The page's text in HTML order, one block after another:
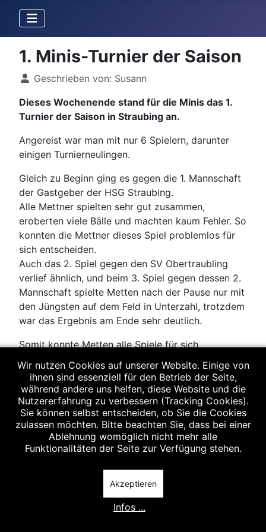
1. Minis-Turnier der Saison
DetailsGeschrieben von: Susann
Dieses Wochenende stand für die Minis das 1.
Turnier der Saison in Straubing an.
Angereist war man mit nur 6 Spielern, darunter
einigen Turnierneulingen.
Gleich zu Beginn ging es gegen die 1. Mannschaft
der Gastgeber der HSG Straubing.
Alle Mettner spielten sehr gut zusammen,
eroberten viele Bälle und machten kaum Fehler. So
konnten die Mettner dieses Spiel problemlos für
sich entscheiden.
Auch das 2. Spiel gegen den SV Obertraubling
verlief ähnlich, und beim 3. Spiel gegen dessen 2.
Mannschaft spielte Metten nach der Pause nur mit
den Jüngsten auf dem Feld in Unterzahl, trotzdem
war das Ergebnis am Ende sehr deutlich.
Somit konnte Metten alle Spiele für sich
entscheiden.
Die Kinder zeigten schöne Torwürfe, hatten sehr
viel Spass und stärkten sich zwischendurch fleißig
mit Wurstsemmeln und Kuchen vom Verkauf.
Echt eine tolle Leistung für den Saisonstart. So
kann es weitergehen.
Wir nutzen Cookies auf unserer Website. Einige von
ihnen sind essenziell für den Betrieb der Seite,
während andere uns helfen, diese Website und die
Nutzererfahrung zu verbessern (Tracking Cookies).
Sie können selbst entscheiden, ob Sie die Cookies
zulassen möchten. Bitte beachten Sie, dass bei einer
Ablehnung womöglich nicht mehr alle
Funktionalitäten der Seite zur Verfügung stehen.
Akzeptieren
Infos ...